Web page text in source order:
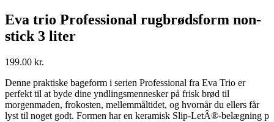
Eva trio Professional rugbrødsform non-
stick 3 liter
199.00 kr.
Denne praktiske bageform i serien Professional fra Eva Trio er
perfekt til at byde dine yndlingsmennesker på frisk brød til
morgenmaden, frokosten, mellemmåltidet, og hvornår du ellers får
lyst til noget godt. Formen har en keramisk Slip-LetÂ®-belægning p